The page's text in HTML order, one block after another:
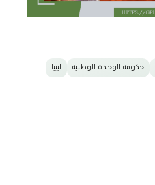
حكومة الوحدة الوطنية ليبيا